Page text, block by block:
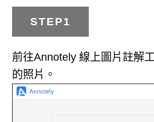
STEP1
前往Annotely 線上圖片註解
的照片。